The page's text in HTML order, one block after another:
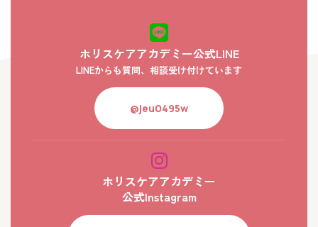
ホリスケアアカデミー公式LINE
LINEからも質問、相談受け付けています
@jeu0495w
ホリスケアアカデミー
公式Instagram